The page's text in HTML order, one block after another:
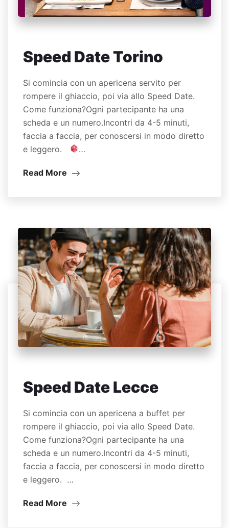
Speed Date Torino
Si comincia con un apericena servito per
rompere il ghiaccio, poi via allo Speed Date.
Come funziona?Ogni partecipante ha una
scheda e un numero.Incontri da 4-5 minuti,
faccia a faccia, per conoscersi in modo diretto
e leggero.
…
Read More
Speed Date Lecce
Si comincia con un apericena a buffet per
rompere il ghiaccio, poi via allo Speed Date.
Come funziona?Ogni partecipante ha una
scheda e un numero.Incontri da 4-5 minuti,
faccia a faccia, per conoscersi in modo diretto
e leggero. …
Read More